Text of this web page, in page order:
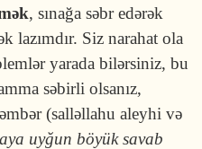
, sınağa səbr edərək
lazımdır. Siz narahat ola
yarada bilərsiniz, bu
səbirli olsanız,
(salləllahu aleyhi və
uyğun böyük savab